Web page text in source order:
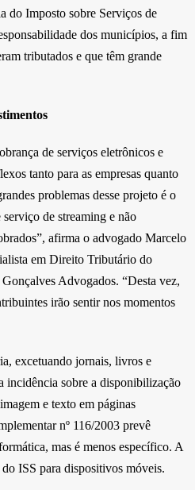
do Imposto sobre Serviços de
dos municípios, a fim
tributados e que têm grande
de serviços eletrônicos e
tanto para as empresas quanto
problemas desse projeto é o
de streaming e não
afirma o advogado Marcelo
em Direito Tributário do
Advogados. “Desta vez,
irão sentir nos momentos
excetuando jornais, livros e
incidência sobre a disponibilização
e texto em páginas
nº 116/2003 prevê
mas é menos específico. A
ISS para dispositivos móveis.